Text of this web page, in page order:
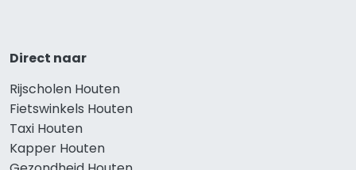
Direct naar
Rijscholen Houten
Fietswinkels Houten
Taxi Houten
Kapper Houten